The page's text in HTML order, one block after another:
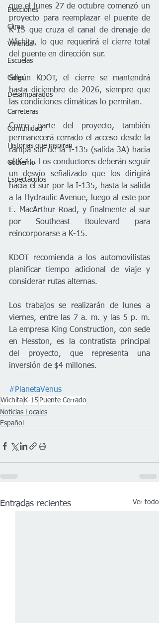
Elecciones
Clima
Vivienda
Escuelas
Calles
Desamparados
Carreteras
Comunidad
Historias que inspiran
Gobierno
Espectáculos
que el lunes 27 de octubre comenzó un
proyecto para reemplazar el puente de
K-15 que cruza el canal de drenaje de
Wichita, lo que requerirá el cierre total
del puente en dirección sur.
Según KDOT, el cierre se mantendrá
hasta diciembre de 2026, siempre que
las condiciones climáticas lo permitan.
Como parte del proyecto, también
permanecerá cerrado el acceso desde la
rampa sur de la I-135 (salida 3A) hacia
el K-15. Los conductores deberán seguir
un desvío señalizado que los dirigirá
hacia el sur por la I-135, hasta la salida
a la Hydraulic Avenue, luego al este por
E. MacArthur Road, y finalmente al sur
por Southeast Boulevard para
reincorporarse a K-15.
KDOT recomienda a los automovilistas
planificar tiempo adicional de viaje y
considerar rutas alternas.
Los trabajos se realizarán de lunes a
viernes, entre las 7 a. m. y las 5 p. m.
La empresa King Construction, con sede
en Hesston, es la contratista principal
del proyecto, que representa una
inversión de $4 millones.
#PlanetaVenus
Wichita K-15 Puente Cerrado
Noticias Locales
Español
Entradas recientes Ver todo